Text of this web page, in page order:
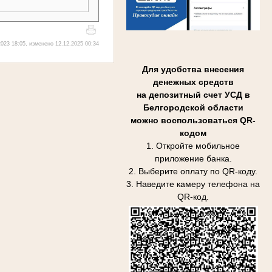
Для удобства внесения
денежных средств
на депозитный счет УСД в
Белгородской области
можно воспользоваться QR-
кодом
1. Откройте мобильное
приложение банка.
2. Выберите оплату по QR-коду.
3. Наведите камеру телефона на
QR-код.
18:05, изменено 12.12.2025 00:34